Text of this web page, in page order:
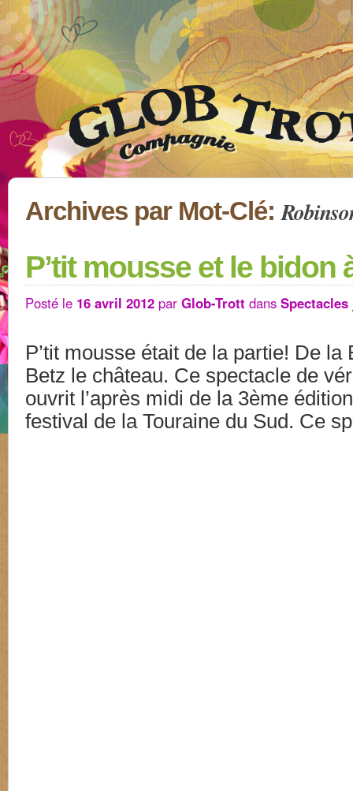
Archives par Mot-Clé:
P’tit mousse et le bidon
Posté le 16 avril 2012 par Glob-Trott dans
P’tit mousse était de la partie! De la
Betz le château. Ce spectacle de
ouvrit l’après midi de la 3ème
festival de la Touraine du Sud. Ce